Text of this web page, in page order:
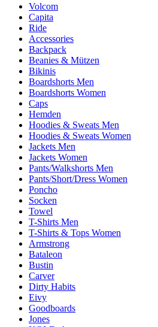
Volcom
Capita
Ride
Accessories
Backpack
Beanies & Mützen
Bikinis
Boardshorts Men
Boardshorts Women
Caps
Hemden
Hoodies & Sweats Men
Hoodies & Sweats Women
Jackets Men
Jackets Women
Pants/Walkshorts Men
Pants/Short/Dress Women
Poncho
Socken
Towel
T-Shirts Men
T-Shirts & Tops Women
Armstrong
Bataleon
Bustin
Carver
Dirty Habits
Eivy
Goodboards
Jones